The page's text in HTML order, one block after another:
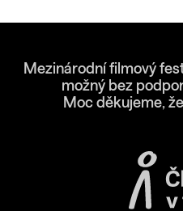
Mezinárodní filmový
možný bez
Moc děkujeme,